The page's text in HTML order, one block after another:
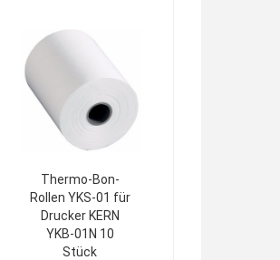
Thermo-Bon-
Rollen YKS-01 für
Drucker KERN
YKB-01N 10
Stück